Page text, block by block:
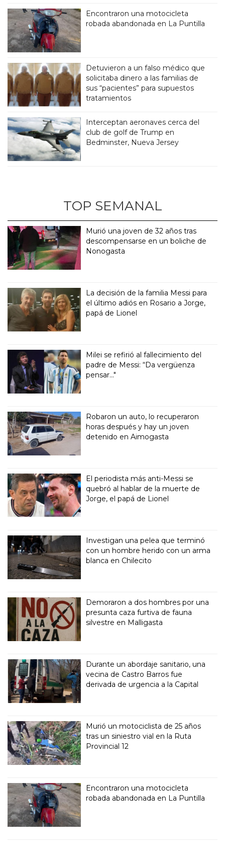
Encontraron una motocicleta
robada abandonada en La Puntilla
Detuvieron a un falso médico que
solicitaba dinero a las familias de
sus “pacientes” para supuestos
tratamientos
Interceptan aeronaves cerca del
club de golf de Trump en
Bedminster, Nueva Jersey
TOP SEMANAL
Murió una joven de 32 años tras
descompensarse en un boliche de
Nonogasta
La decisión de la familia Messi para
el último adiós en Rosario a Jorge,
papá de Lionel
Milei se refirió al fallecimiento del
padre de Messi: “Da vergüenza
pensar..."
Robaron un auto, lo recuperaron
horas después y hay un joven
detenido en Aimogasta
El periodista más anti-Messi se
quebró al hablar de la muerte de
Jorge, el papá de Lionel
Investigan una pelea que terminó
con un hombre herido con un arma
blanca en Chilecito
Demoraron a dos hombres por una
presunta caza furtiva de fauna
silvestre en Malligasta
Durante un abordaje sanitario, una
vecina de Castro Barros fue
derivada de urgencia a la Capital
Murió un motociclista de 25 años
tras un siniestro vial en la Ruta
Provincial 12
Encontraron una motocicleta
robada abandonada en La Puntilla